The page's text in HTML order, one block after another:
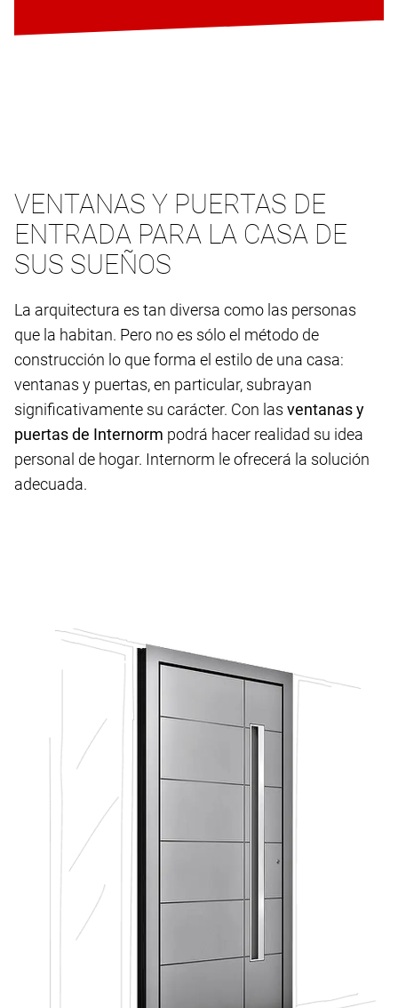
VENTANAS Y PUERTAS DE
ENTRADA PARA LA CASA DE
SUS SUEÑOS
La arquitectura es tan diversa como las personas
que la habitan. Pero no es sólo el método de
construcción lo que forma el estilo de una casa:
ventanas y puertas, en particular, subrayan
significativamente su carácter. Con las ventanas y
puertas de Internorm podrá hacer realidad su idea
personal de hogar. Internorm le ofrecerá la solución
adecuada.